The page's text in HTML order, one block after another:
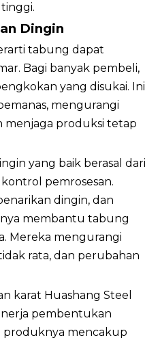
Dingin
tabung dapat
Bagi banyak pembeli,
yang disukai. Ini
mengurangi
menjaga produksi tetap
yang baik berasal dari
pemrosesan.
dingin, dan
membantu tabung
Mereka mengurangi
rata, dan perubahan
karat Huashang Steel
pembentukan
produknya mencakup